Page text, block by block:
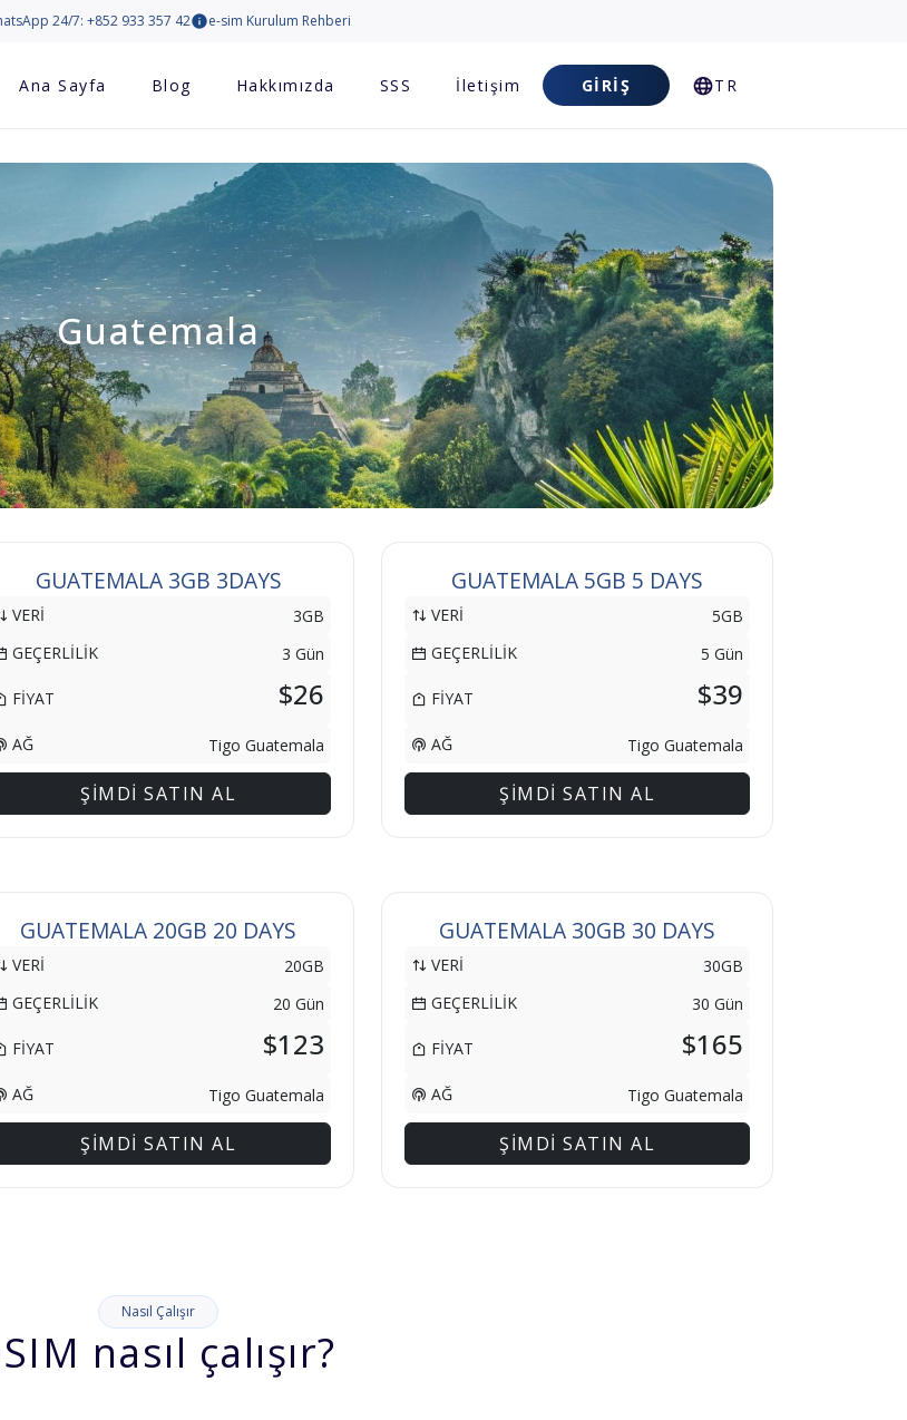
24/7: +852 933 357 42 e-sim Kurulum Rehberi
Ana Sayfa Blog Hakkımızda SSS İletişim GIRIŞ TR
Guatemala
GUATEMALA 3GB 3DAYS
VERİ
3GB
GEÇERLİLİK
3 Gün
FİYAT $26
AĞ Tigo Guatemala
ŞİMDİ SATIN AL
GUATEMALA 5GB 5 DAYS
VERİ
5GB
GEÇERLİLİK
5 Gün
FİYAT $39
AĞ Tigo Guatemala
ŞİMDİ SATIN AL
GUATEMALA 20GB 20 DAYS
VERİ
20GB
GEÇERLİLİK
20 Gün
FİYAT $123
AĞ Tigo Guatemala
ŞİMDİ SATIN AL
GUATEMALA 30GB 30 DAYS
VERİ
30GB
GEÇERLİLİK
30 Gün
FİYAT $165
AĞ Tigo Guatemala
ŞİMDİ SATIN AL
Nasıl Çalışır
nasıl çalışır?